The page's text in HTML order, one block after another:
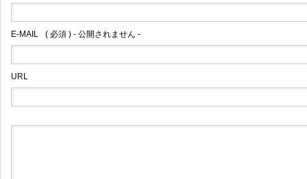
E-MAIL ( 必須 ) - 公開されません -
URL